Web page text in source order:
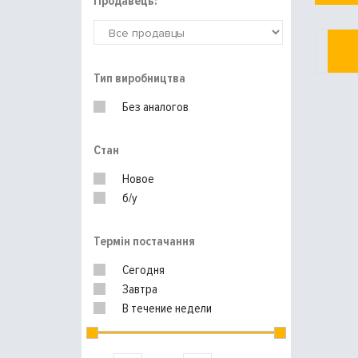
Тип виробництва
Без аналогов
Стан
Новое
б/у
Термін постачання
Сегодня
Завтра
В течение недели